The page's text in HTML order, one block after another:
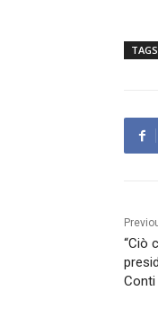
TAGS
“Ciò
Conti